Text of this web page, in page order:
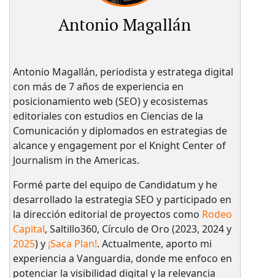
Antonio Magallán
Antonio Magallán, periodista y estratega digital
con más de 7 años de experiencia en
posicionamiento web (SEO) y ecosistemas
editoriales con estudios en Ciencias de la
Comunicación y diplomados en estrategias de
alcance y engagement por el Knight Center of
Journalism in the Americas.
Formé parte del equipo de Candidatum y he
desarrollado la estrategia SEO y participado en
la dirección editorial de proyectos como Rodeo
Capital, Saltillo360, Círculo de Oro (2023, 2024 y
2025) y ¡Saca Plan!. Actualmente, aporto mi
experiencia a Vanguardia, donde me enfoco en
potenciar la visibilidad digital y la relevancia